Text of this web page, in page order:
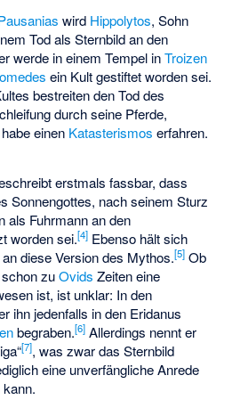
wird Hippolytos, Sohn
Tod als Sternbild an den
werde in einem Tempel inTroizen
ein Kult gestiftet worden sei.
bestreiten den Tod des
durch seine Pferde,
einen Katasterismos erfahren.
erstmals fassbar, dass
Sonnengottes, nach seinem Sturz
als Fuhrmann an den
worden sei.[4] Ebenso hält sich
an diese Version des Mythos.[5] Ob
schon zuOvids Zeiten eine
ist, ist unklar: In den
ihn jedenfalls in den Eridanus
begraben.[6] Allerdings nennt er
[7], was zwar das Sternbild
eine unverfängliche Anrede
kann.